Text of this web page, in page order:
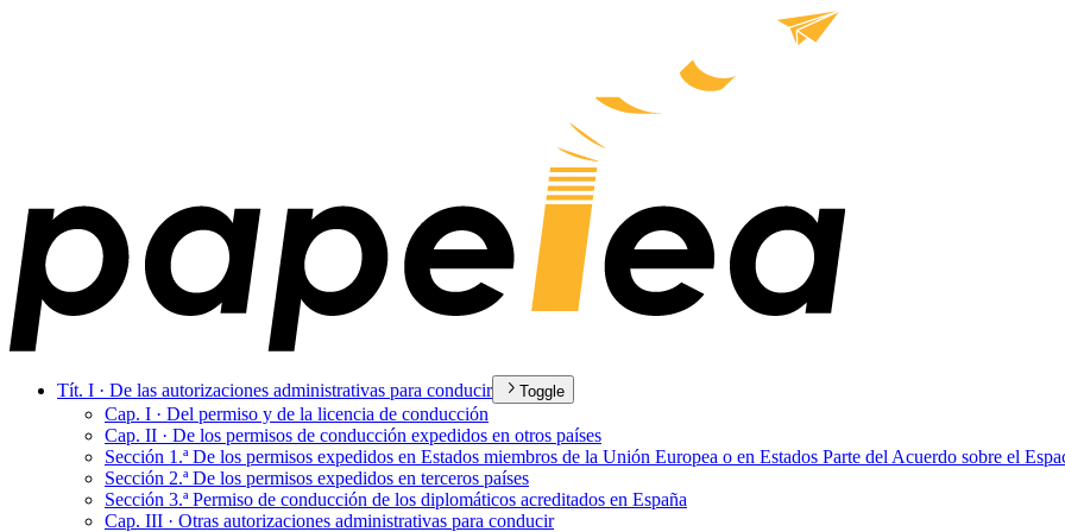
Tít. I · De las autorizaciones administrativas para conducir Toggle
Cap. I · Del permiso y de la licencia de conducción
Cap. II · De los permisos de conducción expedidos en otros países
Sección 1.ª De los permisos expedidos en Estados miembros de la Unión Europea o en Estados Parte del Acuerdo sobre el
Sección 2.ª De los permisos expedidos en terceros países
Sección 3.ª Permiso de conducción de los diplomáticos acreditados en España
Cap. III · Otras autorizaciones administrativas para conducir